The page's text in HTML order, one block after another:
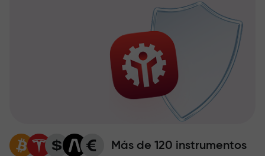
Más de 120 instrumentos